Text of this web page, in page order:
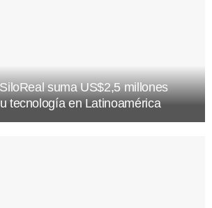
suma US$2,5 millones
tecnología en Latinoamérica